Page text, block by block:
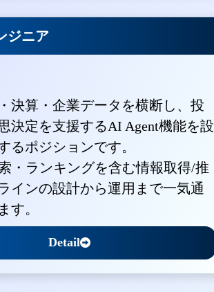
ジニア
決算・企業データを横断し、投
決定を支援するAI Agent機能を設
るポジションです。
・ランキングを含む情報取得/推
インの設計から運用まで一気通
す。
Detail